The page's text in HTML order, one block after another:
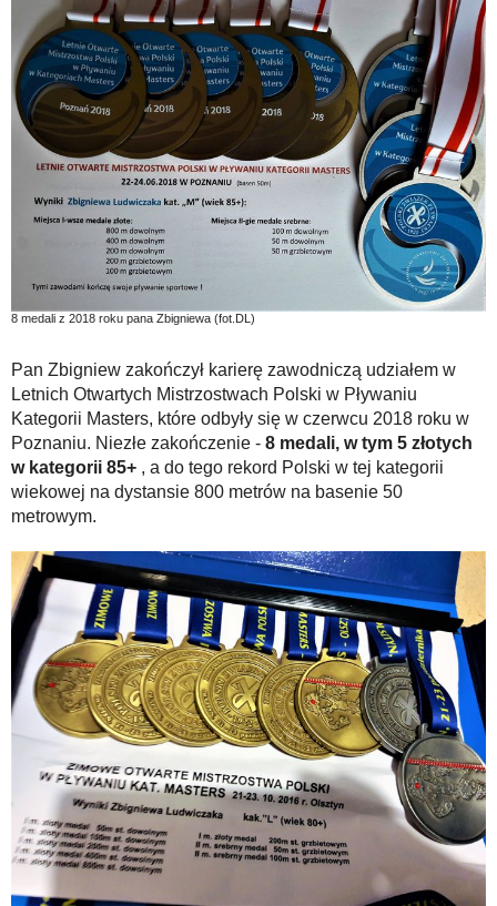
8 medali z 2018 roku pana Zbigniewa (fot.DL)
Pan Zbigniew zakończył karierę zawodniczą udziałem w
Letnich Otwartych Mistrzostwach Polski w Pływaniu
Kategorii Masters, które odbyły się w czerwcu 2018 roku w
Poznaniu. Niezłe zakończenie - 8 medali, w tym 5 złotych
w kategorii 85+ , a do tego rekord Polski w tej kategorii
wiekowej na dystansie 800 metrów na basenie 50
metrowym.